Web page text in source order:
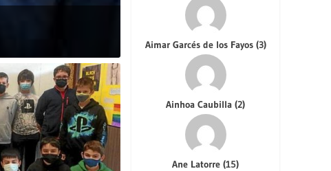
Aimar Garcés de los Fayos (3)
Ainhoa Caubilla(2)
Ane Latorre(15)